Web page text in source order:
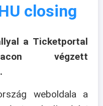
closing
a Ticketportal
végzett
weboldala a